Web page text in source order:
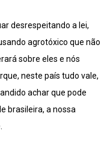
desrespeitando a lei,
agrotóxico que não
sobre eles e nós
neste país tudo vale,
achar que pode
brasileira, a nossa